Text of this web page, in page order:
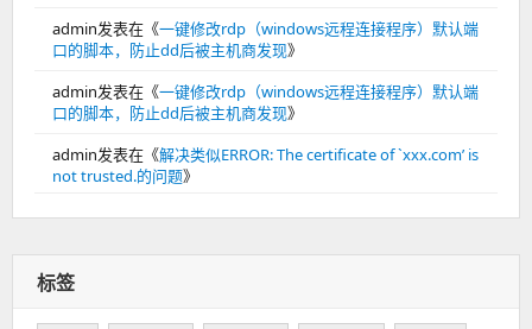
admin发表在《一键修改rdp（windows远程连接程序）默认端
口的脚本，防止dd后被主机商发现》
admin发表在《一键修改rdp（windows远程连接程序）默认端
口的脚本，防止dd后被主机商发现》
admin发表在《解决类似ERROR: The certificate of `xxx.com’ is
not trusted.的问题》
标签